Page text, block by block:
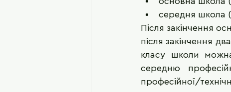
середня школа
Після закінчення
після закінчення
класу школи
середню
професійної/